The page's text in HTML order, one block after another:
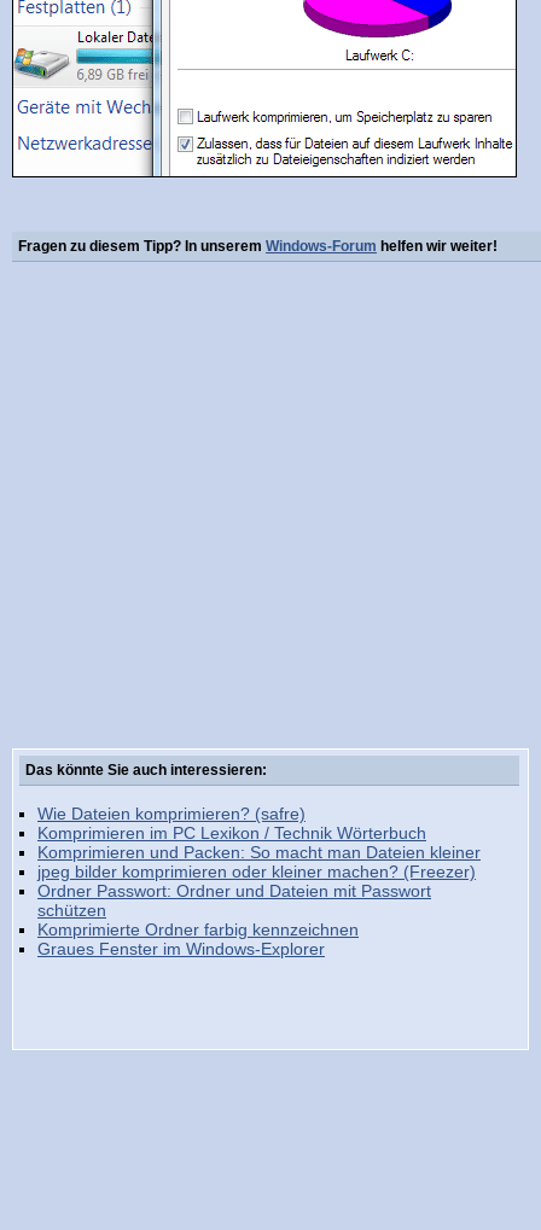
Fragen zu diesem Tipp? In unserem Windows-Forum helfen wir weiter!
Das könnte Sie auch interessieren:
Wie Dateien komprimieren? (safre)
Komprimieren im PC Lexikon / Technik Wörterbuch
Komprimieren und Packen: So macht man Dateien kleiner
jpeg bilder komprimieren oder kleiner machen? (Freezer)
Ordner Passwort: Ordner und Dateien mit Passwort
schützen
Komprimierte Ordner farbig kennzeichnen
Graues Fenster im Windows-Explorer